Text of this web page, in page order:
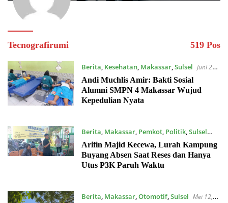
Tecnografirumi 519 Pos
Berita, Kesehatan, Makassar,Sulsel Juni 27,
2026
Andi Muchlis Amir: Bakti Sosial
Alumni SMPN 4 Makassar Wujud
Kepedulian Nyata
Berita, Makassar, Pemkot, Politik,Sulsel
Mei 21, 2026
Arifin Majid Kecewa, Lurah Kampung
Buyang Absen Saat Reses dan Hanya
Utus P3K Paruh Waktu
Berita, Makassar,Otomotif,Sulsel Mei 12,